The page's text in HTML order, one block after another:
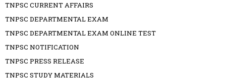
TNPSC CURRENT AFFAIRS
TNPSC DEPARTMENTAL EXAM
TNPSC DEPARTMENTAL EXAM ONLINE TEST
TNPSC NOTIFICATION
TNPSC PRESS RELEASE
TNPSC STUDY MATERIALS